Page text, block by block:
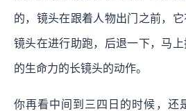
的，镜头在跟着人物出门之前，它
镜头在进行助跑，后退一下，马
的生命力的长镜头的动作。
你再看中间到三四日的时候，还